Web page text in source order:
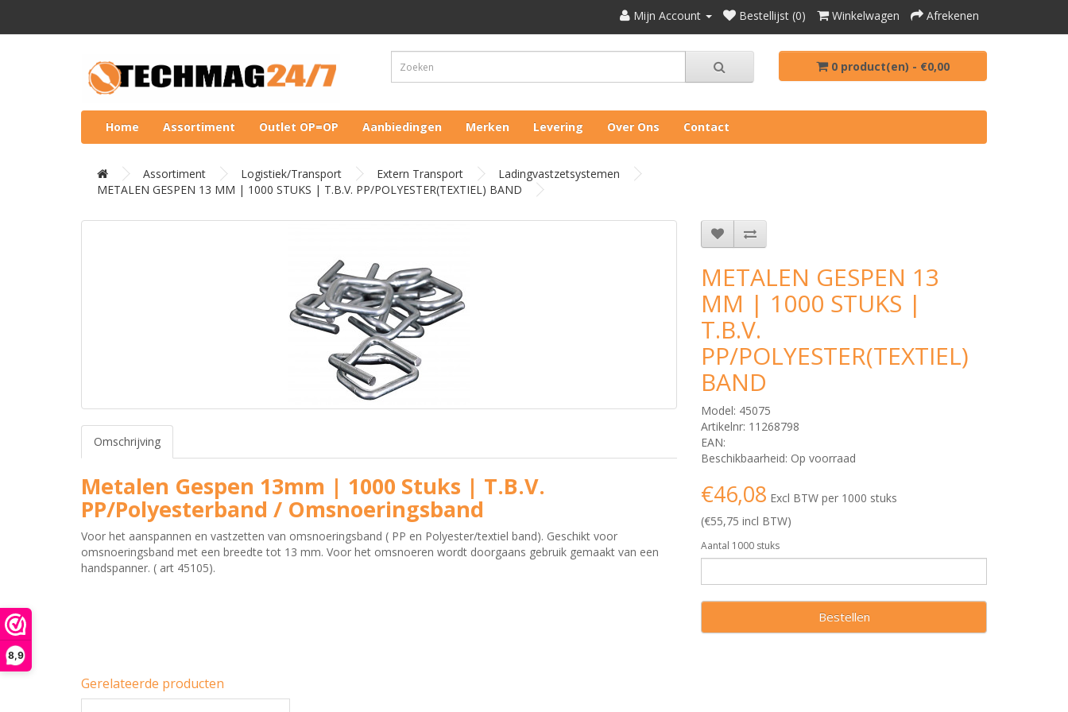
8,9
Mijn Account Bestellijst (0) Winkelwagen Afrekenen
0 product(en) - €0,00
Home Assortiment Outlet OP=OP Aanbiedingen Merken Levering Over Ons Contact
Assortiment Logistiek/Transport Extern Transport
Ladingvastzetsystemen
METALEN GESPEN 13 MM | 1000 STUKS | T.B.V. PP/POLYESTER(TEXTIEL) BAND
Omschrijving
Metalen Gespen 13mm | 1000 Stuks | T.B.V.
PP/Polyesterband / Omsnoeringsband
Voor het aanspannen en vastzetten van omsnoeringsband ( PP en Polyester/textiel band). Geschikt voor
omsnoeringsband met een breedte tot 13 mm. Voor het omsnoeren wordt doorgaans gebruik gemaakt van een
handspanner. ( art 45105).
METALEN GESPEN 13
MM | 1000 STUKS |
T.B.V.
PP/POLYESTER(TEXTIEL)
BAND
Model: 45075
Artikelnr: 11268798
EAN:
Beschikbaarheid: Op voorraad
€46,08 Excl BTW per 1000 stuks
(€55,75 incl BTW)
Aantal 1000 stuks
Bestellen
Gerelateerde producten